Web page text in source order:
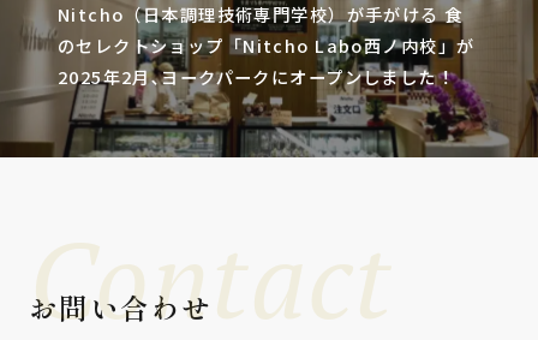
Nitcho（日本調理技術専門学校）が手がける 食
のセレクトショップ「Nitcho Labo西ノ内校」が
2025年2月､ヨークパークにオープンしました！
お問い合わせ
Contact